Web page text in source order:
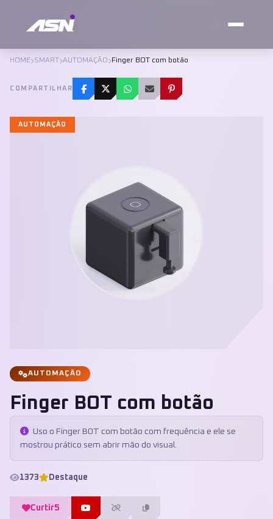
HOME SMART AUTOMAÇÃO Finger BOT com botão
COMPARTILHAR
AUTOMAÇÃO
AUTOMAÇÃO
Finger BOT com botão
Uso o Finger BOT com botão com frequência e ele se
mostrou prático sem abrir mão do visual.
1373 Destaque
Curtir5